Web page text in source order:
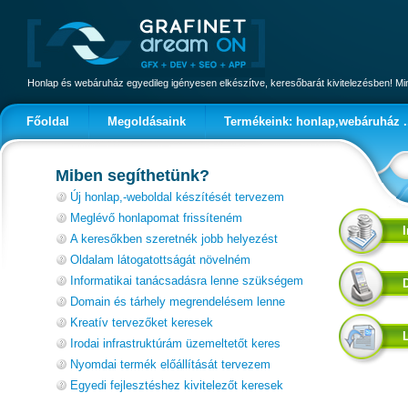
Honlap és webáruház egyedileg igényesen elkészítve, keresőbarát kivitelezésben!
Főoldal Megoldásaink Termékeink: honlap,webáruház
Miben segíthetünk?
Új honlap,-weboldal készítését tervezem
Meglévő honlapomat frissíteném
A keresőkben szeretnék jobb helyezést
Oldalam látogatottságát növelném
Informatikai tanácsadásra lenne szükségem
Domain és tárhely megrendelésem lenne
Kreatív tervezőket keresek
Irodai infrastruktúrám üzemeltetőt keres
Nyomdai termék előállítását tervezem
Egyedi fejlesztéshez kivitelezőt keresek